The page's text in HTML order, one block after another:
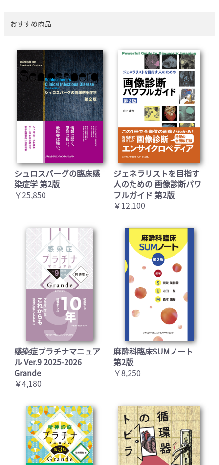
おすすめ商品
シュロスバーグの臨床感
染症学 第2版
￥25,850
ジェネラリストを目指す
人のための 画像診断パワ
フルガイド 第2版
￥12,100
感染症プラチナマニュア
ル Ver.9 2025-2026
Grande
￥4,180
麻酔科臨床SUMノート
第2版
￥8,250